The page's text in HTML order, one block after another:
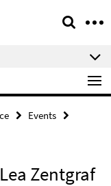
Events
Zentgraf